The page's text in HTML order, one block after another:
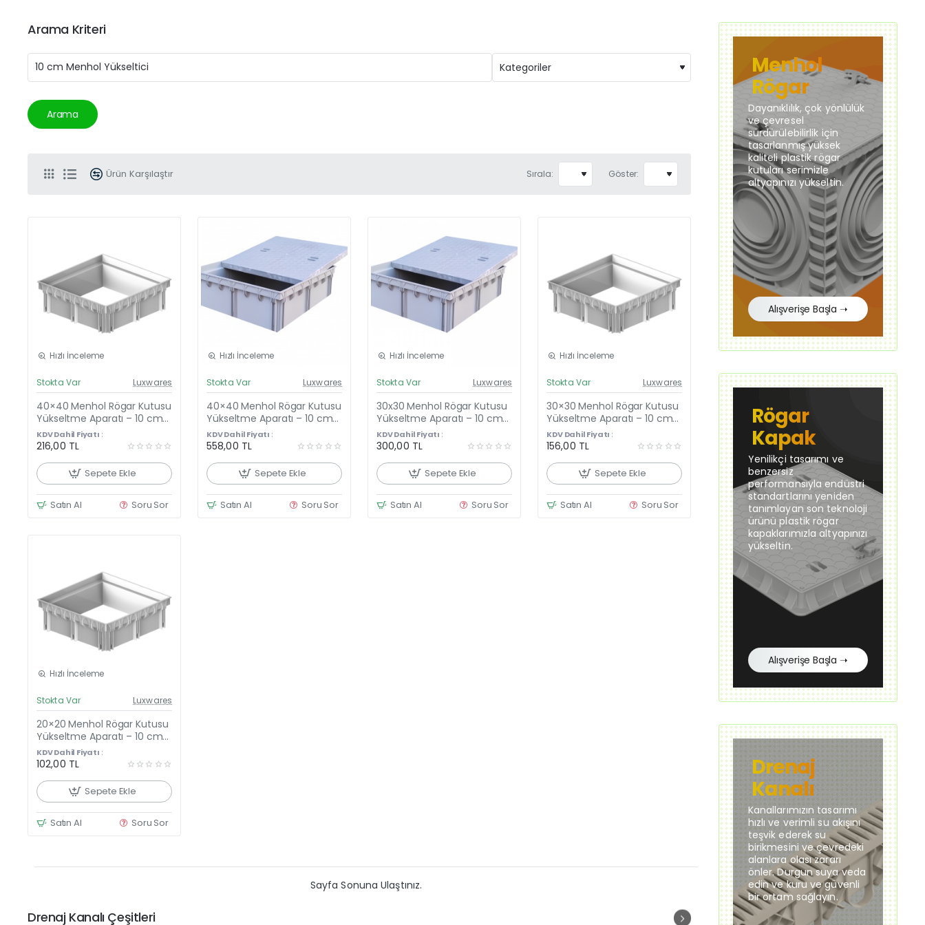
Arama Kriteri
Arama
Ürün Karşılaştır Sırala: Göster:
Hızlı İnceleme
Yeni Ürün
Çok Satan
Stokta Var Luxwares
40×40 Menhol Rögar Kutusu
Yükseltme Aparatı – 10 cm
Yükseltici Plastik Çerçeve
(40×40 cm)
KDV Dahil Fiyatı :
216,00 TL
Sepete Ekle
Satın Al Soru Sor
Hızlı İnceleme
Yeni Ürün
Stokta Var Luxwares
40×40 Menhol Rögar Kutusu
Yükseltme Aparatı – 10 cm
Yükseltici Çerçeve + Plastik
Kapağı
KDV Dahil Fiyatı :
558,00 TL
Sepete Ekle
Satın Al Soru Sor
Hızlı İnceleme
Yeni Ürün
Stokta Var Luxwares
30x30 Menhol Rögar Kutusu
Yükseltme Aparatı – 10 cm
Yükseltici Çerçeve + Plastik
Kapağı
KDV Dahil Fiyatı :
300,00 TL
Sepete Ekle
Satın Al Soru Sor
Hızlı İnceleme
Yeni Ürün
Stokta Var Luxwares
30×30 Menhol Rögar Kutusu
Yükseltme Aparatı – 10 cm
Yükseltici Çerçeve (30×30
cm)
KDV Dahil Fiyatı :
156,00 TL
Sepete Ekle
Satın Al Soru Sor
Hızlı İnceleme
Yeni Ürün
Stokta Var Luxwares
20×20 Menhol Rögar Kutusu
Yükseltme Aparatı – 10 cm
Yükseltici Çerçeve (20×20
cm)
KDV Dahil Fiyatı :
102,00 TL
Sepete Ekle
Satın Al Soru Sor
Sayfa Sonuna Ulaştınız.
Drenaj Kanalı Çeşitleri
Menhol
Rögar
Dayanıklılık, çok yönlülük
ve çevresel
sürdürülebilirlik için
tasarlanmış yüksek
kaliteli plastik rögar
kutuları serimizle
altyapınızı yükseltin.
Alışverişe Başla ➝
Rögar
Kapak
Yenilikçi tasarımı ve
benzersiz
performansıyla endüstri
standartlarını yeniden
tanımlayan son teknoloji
ürünü plastik rögar
kapaklarımızla altyapınızı
yükseltin.
Alışverişe Başla ➝
Drenaj
Kanalı
Kanallarımızın tasarımı
hızlı ve verimli su akışını
teşvik ederek su
birikmesini ve çevredeki
alanlara olası zararı
önler. Durgun suya veda
edin ve kuru ve güvenli
bir ortam sağlayın.